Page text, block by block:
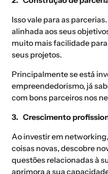
Isso vale para as
alinhada aos seus
muito mais facilidade
seus projetos.
Principalmente se está
empreendedorismo, já
com bons parceiros nos
3. Crescimento
Ao investir em
coisas novas, descobre
questões relacionadas à
aprimora a sua